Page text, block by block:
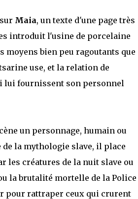
Maia, un texte d'une page très
introduit l'usine de porcelaine
moyens bien peu ragoutants que
use, et la relation de
lui fournissent son personnel
un personnage, humain ou
de la mythologie slave, il place
les créatures de la nuit slave ou
la brutalité mortelle de la Police
pour rattraper ceux qui crurent